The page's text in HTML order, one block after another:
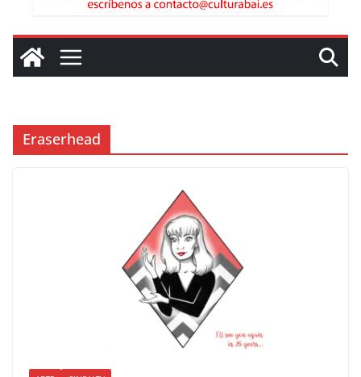
Eraserhead